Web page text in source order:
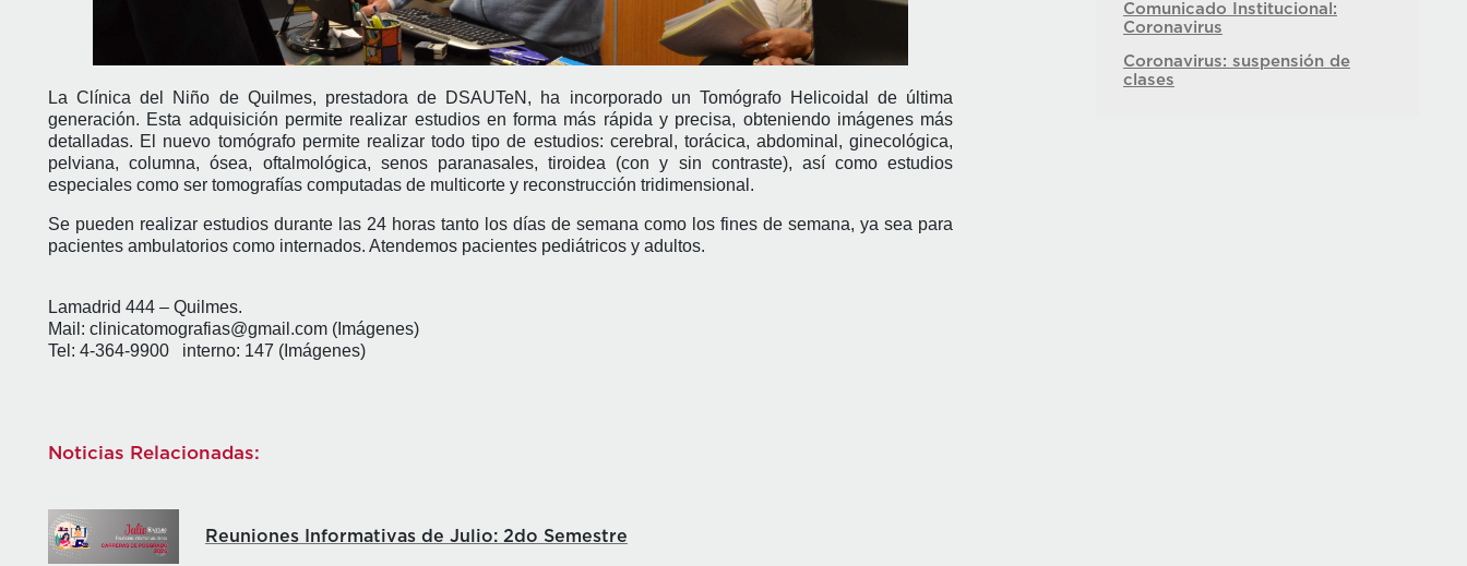
La Clínica del Niño de Quilmes, prestadora de DSAUTeN, ha incorporado un Tomógrafo Helicoidal de última
generación. Esta adquisición permite realizar estudios en forma más rápida y precisa, obteniendo imágenes más
detalladas. El nuevo tomógrafo permite realizar todo tipo de estudios: cerebral, torácica, abdominal, ginecológica,
pelviana, columna, ósea, oftalmológica, senos paranasales, tiroidea (con y sin contraste), así como estudios
especiales como ser tomografías computadas de multicorte y reconstrucción tridimensional.
Se pueden realizar estudios durante las 24 horas tanto los días de semana como los fines de semana, ya sea para
pacientes ambulatorios como internados. Atendemos pacientes pediátricos y adultos.
Lamadrid 444 – Quilmes.
Mail: clinicatomografias@gmail.com (Imágenes)
Tel: 4-364-9900 interno: 147 (Imágenes)
Noticias Relacionadas:
Reuniones Informativas de Julio: 2do Semestre
Comunicado Institucional:
Coronavirus
Coronavirus: suspensión de
clases